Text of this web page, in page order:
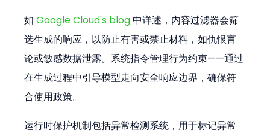
如 Google Cloud's blog 中详述，内容过滤器会筛
选生成的响应，以防止有害或禁止材料，如仇恨言
论或敏感数据泄露。系统指令管理行为约束——通过
在生成过程中引导模型走向安全响应边界，确保符
合使用政策。
运行时保护机制包括异常检测系统，用于标记异常